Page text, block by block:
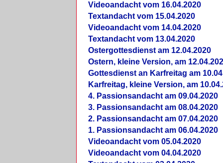
Videoandacht vom 16.04.2020
Textandacht vom 15.04.2020
Videoandacht vom 14.04.2020
Textandacht vom 13.04.2020
Ostergottesdienst am 12.04.2020
Ostern, kleine Version, am
Gottesdienst an Karfreitag am
Karfreitag, kleine Version, am
4. Passionsandacht am 09.04.2020
3. Passionsandacht am 08.04.2020
2. Passionsandacht am 07.04.2020
1. Passionsandacht am 06.04.2020
Videoandacht vom 05.04.2020
Videoandacht vom 04.04.2020